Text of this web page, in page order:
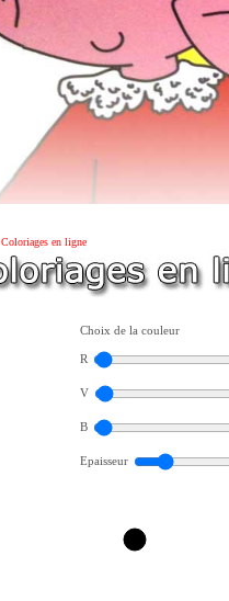
Coloriages en ligne
Choix de la couleur
R
V
B
Epaisseur